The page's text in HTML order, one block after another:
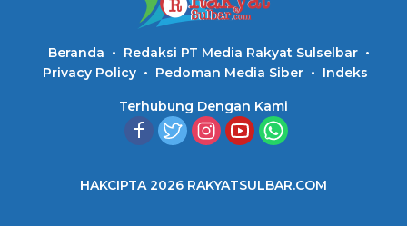
Beranda
Redaksi PT Media Rakyat Sulselbar
Privacy Policy
Pedoman Media Siber Indeks
Terhubung Dengan Kami
HAKCIPTA 2026 RAKYATSULBAR.COM